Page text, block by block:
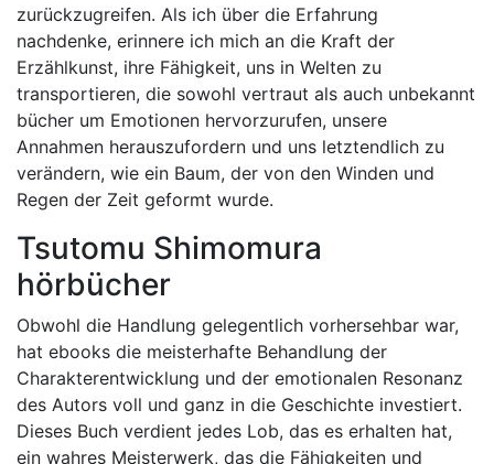
zurückzugreifen. Als ich über die Erfahrung
nachdenke, erinnere ich mich an die Kraft der
Erzählkunst, ihre Fähigkeit, uns in Welten zu
transportieren, die sowohl vertraut als auch unbekannt
bücher um Emotionen hervorzurufen, unsere
Annahmen herauszufordern und uns letztendlich zu
verändern, wie ein Baum, der von den Winden und
Regen der Zeit geformt wurde.
Tsutomu Shimomura
hörbücher
Obwohl die Handlung gelegentlich vorhersehbar war,
hat ebooks die meisterhafte Behandlung der
Charakterentwicklung und der emotionalen Resonanz
des Autors voll und ganz in die Geschichte investiert.
Dieses Buch verdient jedes Lob, das es erhalten hat,
ein wahres Meisterwerk, das die Fähigkeiten und